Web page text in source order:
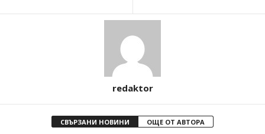
redaktor
СВЪРЗАНИ НОВИНИ ОЩЕ ОТ АВТОРА